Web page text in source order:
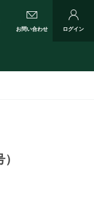
お問い合わせ
ログイン